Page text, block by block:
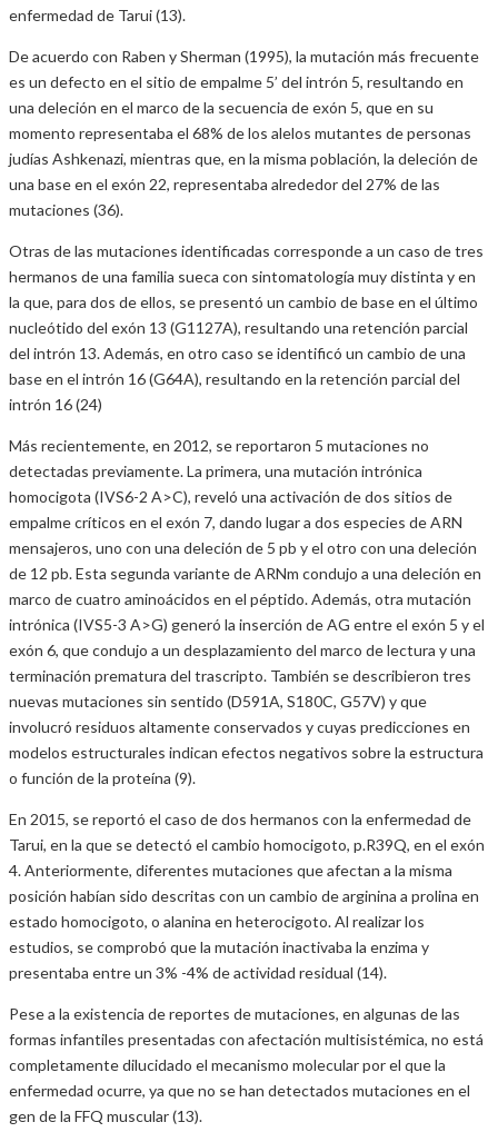
enfermedad de Tarui (13).
De acuerdo con Raben y Sherman (1995), la mutación más frecuente
es un defecto en el sitio de empalme 5’ del intrón 5, resultando en
una deleción en el marco de la secuencia de exón 5, que en su
momento representaba el 68% de los alelos mutantes de personas
judías Ashkenazi, mientras que, en la misma población, la deleción de
una base en el exón 22, representaba alrededor del 27% de las
mutaciones (36).
Otras de las mutaciones identificadas corresponde a un caso de tres
hermanos de una familia sueca con sintomatología muy distinta y en
la que, para dos de ellos, se presentó un cambio de base en el último
nucleótido del exón 13 (G1127A), resultando una retención parcial
del intrón 13. Además, en otro caso se identificó un cambio de una
base en el intrón 16 (G64A), resultando en la retención parcial del
intrón 16 (24)
Más recientemente, en 2012, se reportaron 5 mutaciones no
detectadas previamente. La primera, una mutación intrónica
homocigota (IVS6-2 A>C), reveló una activación de dos sitios de
empalme críticos en el exón 7, dando lugar a dos especies de ARN
mensajeros, uno con una deleción de 5 pb y el otro con una deleción
de 12 pb. Esta segunda variante de ARNm condujo a una deleción en
marco de cuatro aminoácidos en el péptido. Además, otra mutación
intrónica (IVS5-3 A>G) generó la inserción de AG entre el exón 5 y el
exón 6, que condujo a un desplazamiento del marco de lectura y una
terminación prematura del trascripto. También se describieron tres
nuevas mutaciones sin sentido (D591A, S180C, G57V) y que
involucró residuos altamente conservados y cuyas predicciones en
modelos estructurales indican efectos negativos sobre la estructura
o función de la proteína (9).
En 2015, se reportó el caso de dos hermanos con la enfermedad de
Tarui, en la que se detectó el cambio homocigoto, p.R39Q, en el exón
4. Anteriormente, diferentes mutaciones que afectan a la misma
posición habían sido descritas con un cambio de arginina a prolina en
estado homocigoto, o alanina en heterocigoto. Al realizar los
estudios, se comprobó que la mutación inactivaba la enzima y
presentaba entre un 3% -4% de actividad residual (14).
Pese a la existencia de reportes de mutaciones, en algunas de las
formas infantiles presentadas con afectación multisistémica, no está
completamente dilucidado el mecanismo molecular por el que la
enfermedad ocurre, ya que no se han detectados mutaciones en el
gen de la FFQ muscular (13).